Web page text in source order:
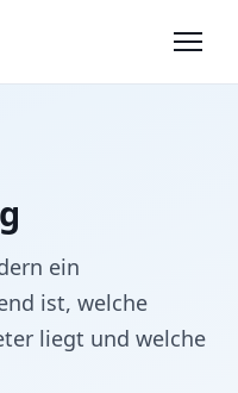
ein
ist, welche
liegt und welche